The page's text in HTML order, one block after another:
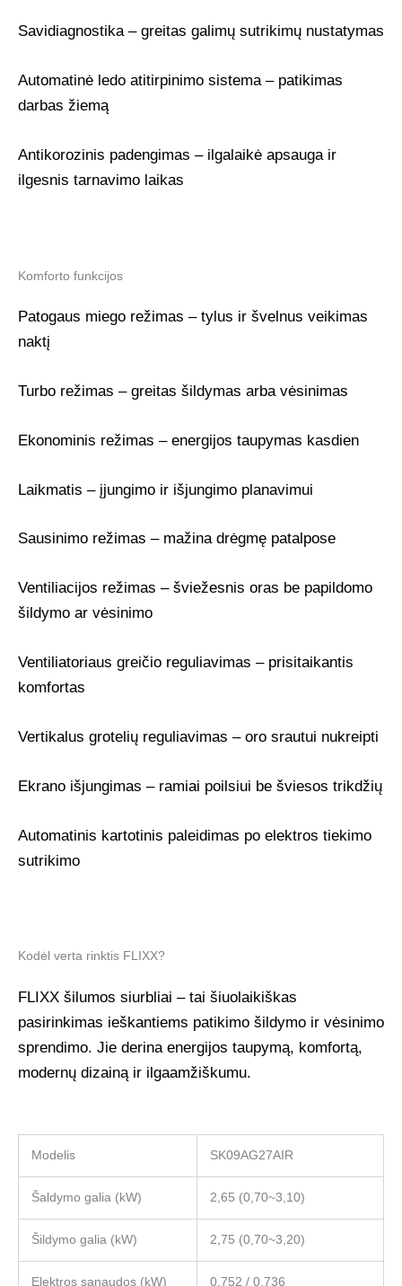
Savidiagnostika – greitas galimų sutrikimų nustatymas
Automatinė ledo atitirpinimo sistema – patikimas
darbas žiemą
Antikorozinis padengimas – ilgalaikė apsauga ir
ilgesnis tarnavimo laikas
Komforto funkcijos
Patogaus miego režimas – tylus ir švelnus veikimas
naktį
Turbo režimas – greitas šildymas arba vėsinimas
Ekonominis režimas – energijos taupymas kasdien
Laikmatis – įjungimo ir išjungimo planavimui
Sausinimo režimas – mažina drėgmę patalpose
Ventiliacijos režimas – šviežesnis oras be papildomo
šildymo ar vėsinimo
Ventiliatoriaus greičio reguliavimas – prisitaikantis
komfortas
Vertikalus grotelių reguliavimas – oro srautui nukreipti
Ekrano išjungimas – ramiai poilsiui be šviesos trikdžių
Automatinis kartotinis paleidimas po elektros tiekimo
sutrikimo
Kodėl verta rinktis FLIXX?
FLIXX šilumos siurbliai – tai šiuolaikiškas
pasirinkimas ieškantiems patikimo šildymo ir vėsinimo
sprendimo. Jie derina energijos taupymą, komfortą,
modernų dizainą ir ilgaamžiškumu.
Modelis SK09AG27AIR
Šaldymo galia (kW) 2,65 (0,70~3,10)
Šildymo galia (kW) 2,75 (0,70~3,20)
Elektros sąnaudos (kW) 0,752 / 0,736